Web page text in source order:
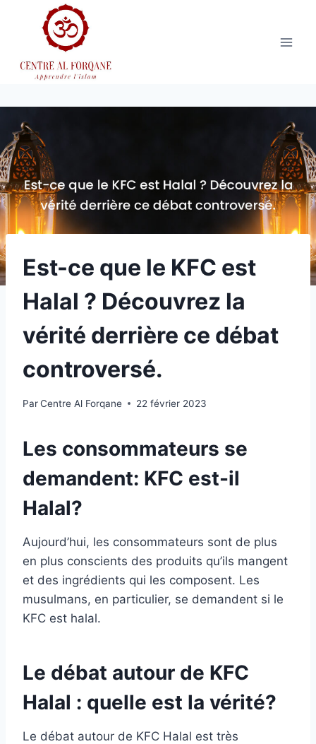
Est-ce que le KFC est
Halal ? Découvrez la
vérité derrière ce débat
controversé.
ParCentre Al Forqane 22 février 2023
Les consommateurs se
demandent: KFC est-il
Halal?
Aujourd’hui, les consommateurs sont de plus
en plus conscients des produits qu’ils mangent
et des ingrédients qui les composent. Les
musulmans, en particulier, se demandent si le
KFC est halal.
Le débat autour de KFC
Halal : quelle est la vérité?
Le débat autour de KFC Halal est très